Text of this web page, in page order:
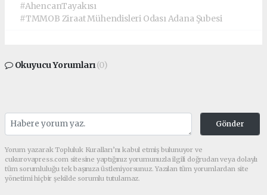
#AhencanTayakısı
#TMMOB Ziraat Mühendisleri Odası Adana Şubesi
Okuyucu Yorumları(0)
Gönder
Yorum yazarak Topluluk Kuralları’nı kabul etmiş bulunuyor ve
cukurovapress.com sitesine yaptığınız yorumunuzla ilgili doğrudan veya dolaylı
tüm sorumluluğu tek başınıza üstleniyorsunuz. Yazılan tüm yorumlardan site
yönetimi hiçbir şekilde sorumlu tutulamaz.